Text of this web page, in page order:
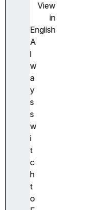
View
in
English
A
l
w
a
y
s
s
w
i
t
c
h
t
o